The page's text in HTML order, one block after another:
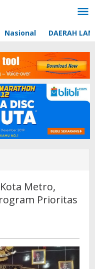
Nasional DAERAH
Metro,
Prioritas